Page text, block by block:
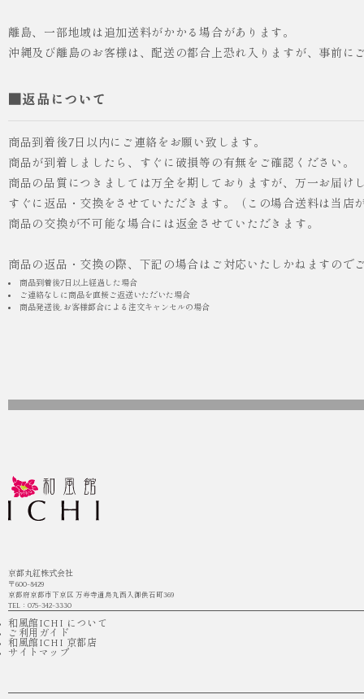
離島、一部地域は追加送料がかかる場合があります。
沖縄及び離島のお客様は、配送の都合上恐れ入りますが、事前に
■返品について
商品到着後7日以内にご連絡をお願い致します。
商品が到着しましたら、すぐに破損等の有無をご確認ください。
商品の品質につきましては万全を期しておりますが、万一お届
すぐに返品・交換をさせていただきます。（この場合送料は当店
商品の交換が不可能な場合には返金させていただきます。
商品の返品・交換の際、下記の場合はご対応いたしかねますので
商品到着後7日以上経過した場合
ご連絡なしに商品を直接ご返送いただいた場合
商品発送後, お客様都合による注文キャンセルの場合
京都丸紅株式会社
〒600-8429
京都府京都市下京区 万寿寺通烏丸西入御供石町369
TEL：075-342-3330
和風館ICHI について
ご利用ガイド
和風館ICHI 京都店
サイトマップ